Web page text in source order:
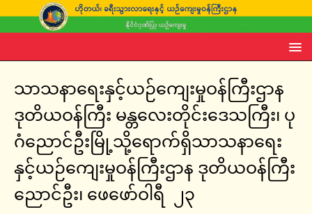
သာသနာရေးနှင့်ယဉ်ကျေးမှုဝန်ကြီးဌာန
ဒုတိယဝန်ကြီး မန္တလေးတိုင်းဒေသကြီး၊ ပု
ဂံညောင်ဦးမြို့သို့ရောက်ရှိသာသနာရေး
နှင့်ယဉ်ကျေးမှုဝန်ကြီးဌာန ဒုတိယဝန်ကြီး
ညောင်ဦး၊ ဖေဖော်ဝါရီ ၂၃